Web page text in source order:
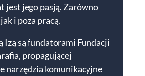
jest jego pasją. Zarówno
i poza pracą.
Izą są fundatorami Fundacji
propagującej
narzędzia komunikacyjne